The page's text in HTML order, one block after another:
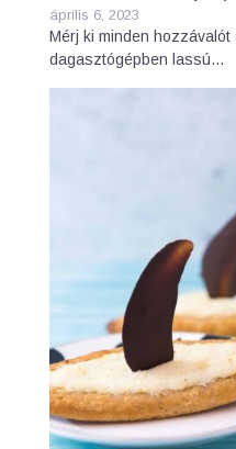
április 6, 2023
Mérj ki minden
dagasztógépben lassú…